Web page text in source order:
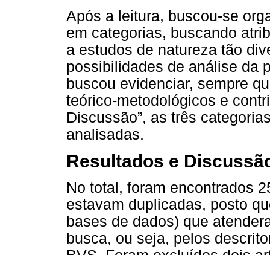
Após a leitura, buscou-se
em categorias, buscando
a estudos de natureza tão
possibilidades de análise da
buscou evidenciar, sempre
teórico-metodológicos e
Discussão”, as três
analisadas.
Resultados e
No total, foram encontrados
estavam duplicadas, posto
bases de dados) que
busca, ou seja, pelos